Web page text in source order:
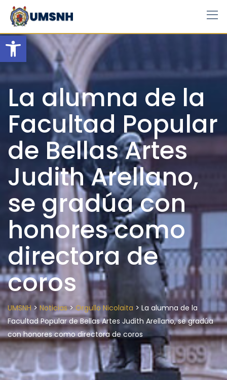
Open toolbar
Skip
content
La alumna de la
Facultad Popular
de Bellas Artes
Judith Arellano,
se gradúa con
honores como
directora de
coros
UMSNH> Noticias>Orgullo Nicolaita > La alumna de la
Facultad Popular de Bellas Artes Judith Arellano, se gradúa
con honores como directora de coros